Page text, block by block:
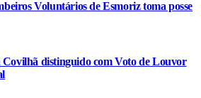
Voluntários de Esmoriz toma posse
Covilhã distinguido com Voto de Louvor